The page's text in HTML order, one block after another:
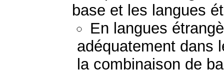
base et les langues
En langues
adéquatement dans
la combinaison de